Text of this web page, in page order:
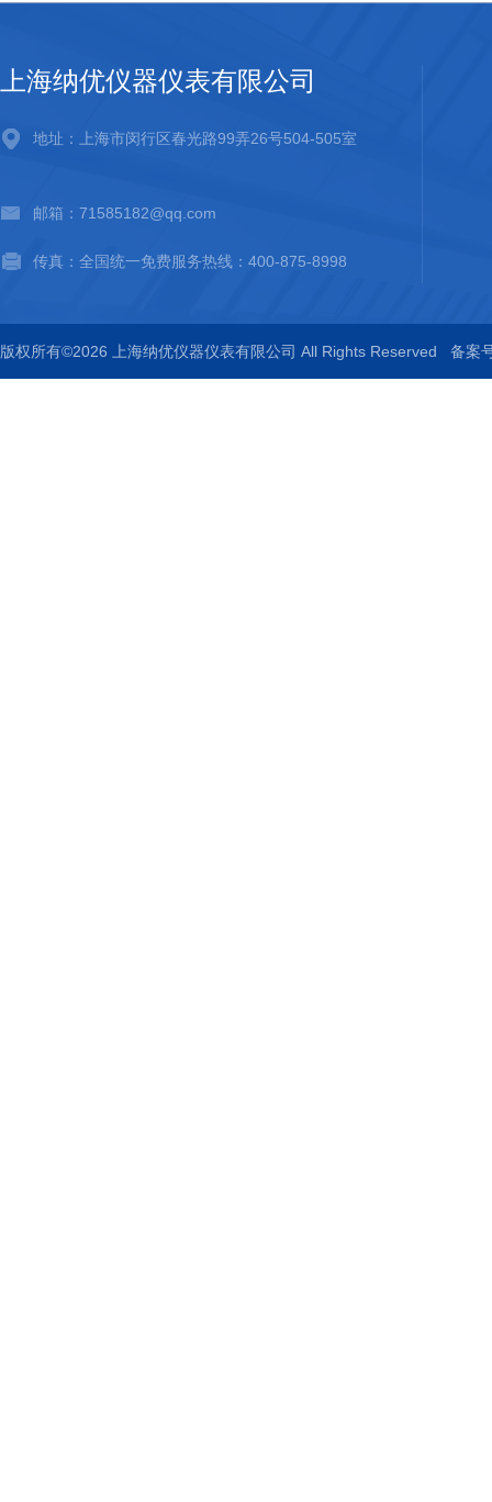
上海纳优仪器仪表有限公司
地址：上海市闵行区春光路99弄26号504-505室
邮箱：71585182@qq.com
传真：全国统一免费服务热线：400-875-8998
版权所有©2026 上海纳优仪器仪表有限公司 All Rights Reserved 备案